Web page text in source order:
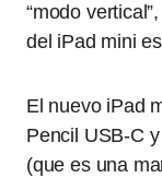
“modo
del iPad mini
El nuevo iPad
Pencil USB-C
(que es una